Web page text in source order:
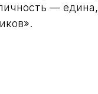
— едина,